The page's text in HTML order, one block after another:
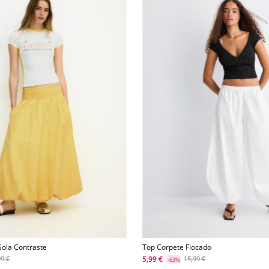
Contraste
€
Top Corpete Flocado
5,99 €
-63% 15,99 €